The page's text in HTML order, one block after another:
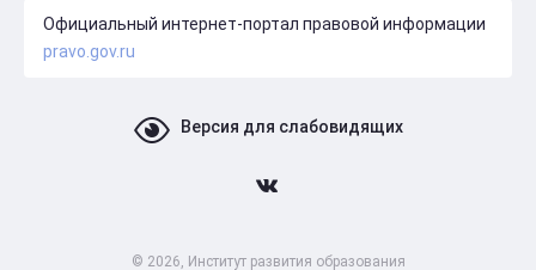
Официальный интернет-портал правовой информации
pravo.gov.ru
Версия для слабовидящих
© 2026, Институт развития образования